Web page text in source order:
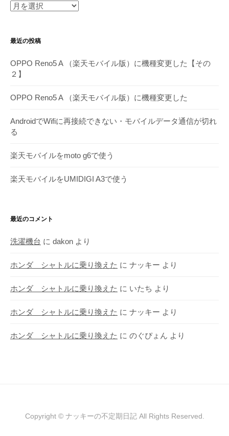
月
ー
イ
ブ
最近の投稿
OPPO Reno5 A （楽天モバイル版）に機種変更した【その
２】
OPPO Reno5 A （楽天モバイル版）に機種変更した
AndroidでWifiに再接続できない・モバイルデータ通信が切れ
る
楽天モバイルをmoto g6で使う
楽天モバイルをUMIDIGI A3で使う
最近のコメント
洗濯機台 に dakon より
ホンダ シャトルに乗り換えた に ナッキー より
ホンダ シャトルに乗り換えた に いたち より
ホンダ シャトルに乗り換えた に ナッキー より
ホンダ シャトルに乗り換えた に のぐぴょん より
Copyright © ナッキーの不定期日記 All Rights Reserved.